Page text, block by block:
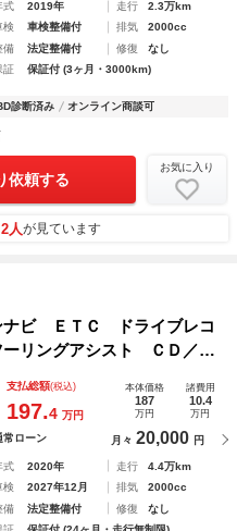
式 2019年 走行
2.3万km
検
車検整備付 排気
2000cc
備
法定整備付 修復
なし
証
保証付 (3ヶ月・3000km)
診断済み オンライン商談可
依頼する
お気に入り
2人が見ています
ビ ＥＴＣ ドライブレコ
リングアシスト ＣＤ／Ｄ
ワーシート フロント・サ
ＭＯＤＥ
支払総額(税込)
197.4 万円
本体価格
187
万円
諸費用
10.4
万円
常ローン 月々 20,000 円
式 2020年 走行
4.4万km
検
2027年12月 排気
2000cc
備
法定整備付 修復
なし